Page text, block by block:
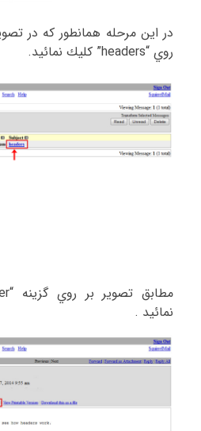
در اين مرحله همانطور كه در
روي “headers” كليك نمائيد.
نمائيد .